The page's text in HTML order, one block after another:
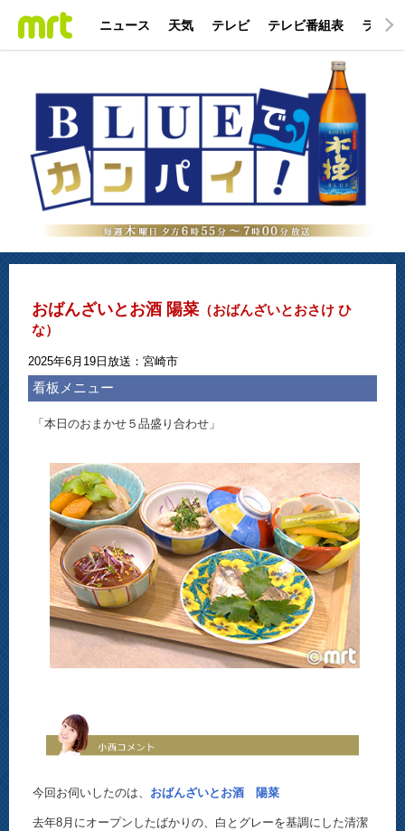
ニュース 天気 テレビ テレビ番組表 ラジオ
おばんざいとお酒 陽菜 （おばんざいとおさけ ひ
な）
2025年6月19日放送：宮崎市
看板メニュー
「本日のおまかせ５品盛り合わせ」
今回お伺いしたのは、 おばんざいとお酒 陽菜
去年8月にオープンしたばかりの、白とグレーを基調にした清潔